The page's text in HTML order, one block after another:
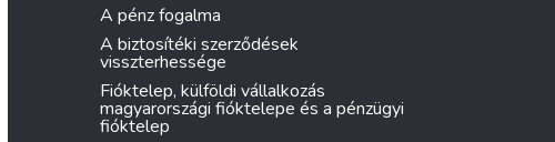
A pénz fogalma
A biztosítéki szerződések
visszterhessége
Fióktelep, külföldi vállalkozás
magyarországi fióktelepe és a pénzügyi
fióktelep